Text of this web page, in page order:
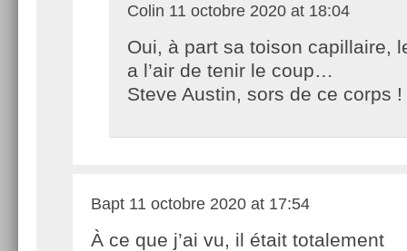
Colin 11 octobre 2020 at 18:04
Oui, à part sa toison capillaire,
a l’air de tenir le coup…
Steve Austin, sors de ce corps !
Bapt 11 octobre 2020 at 17:54
À ce que j’ai vu, il était totalement